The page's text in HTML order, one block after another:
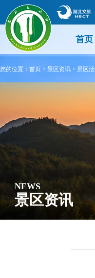
首页
您的位置： 首页 > 景区资讯 > 景区
NEWS
景区资讯